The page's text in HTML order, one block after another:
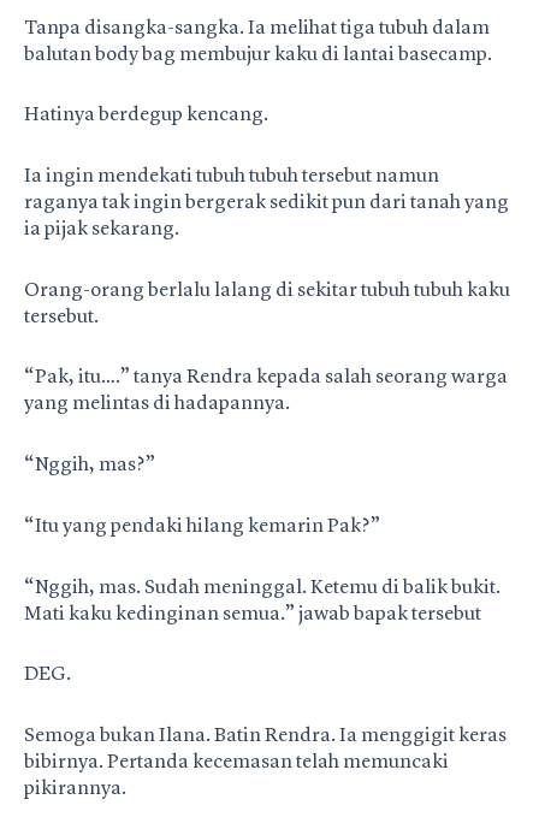
Tanpa disangka-sangka. Ia melihat tiga tubuh dalam
balutan body bag membujur kaku di lantai basecamp.
Hatinya berdegup kencang.
Ia ingin mendekati tubuh tubuh tersebut namun
raganya tak ingin bergerak sedikit pun dari tanah yang
ia pijak sekarang.
Orang-orang berlalu lalang di sekitar tubuh tubuh kaku
tersebut.
“Pak, itu….” tanya Rendra kepada salah seorang warga
yang melintas di hadapannya.
“Nggih, mas?”
“Itu yang pendaki hilang kemarin Pak?”
“Nggih, mas. Sudah meninggal. Ketemu di balik bukit.
Mati kaku kedinginan semua.” jawab bapak tersebut
DEG.
Semoga bukan Ilana. Batin Rendra. Ia menggigit keras
bibirnya. Pertanda kecemasan telah memuncaki
pikirannya.